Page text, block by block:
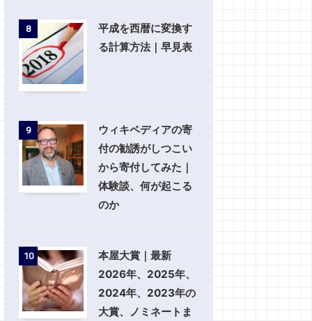
8
平成を西暦に変換す
る計算方法｜早見表
9
ウィキペディアの寄
付の勧誘がしつこい
から寄付してみた｜
体験談、何が起こる
のか
10
本屋大賞｜最新
2026年、2025年、
2024年、2023年の
大賞、ノミネートま